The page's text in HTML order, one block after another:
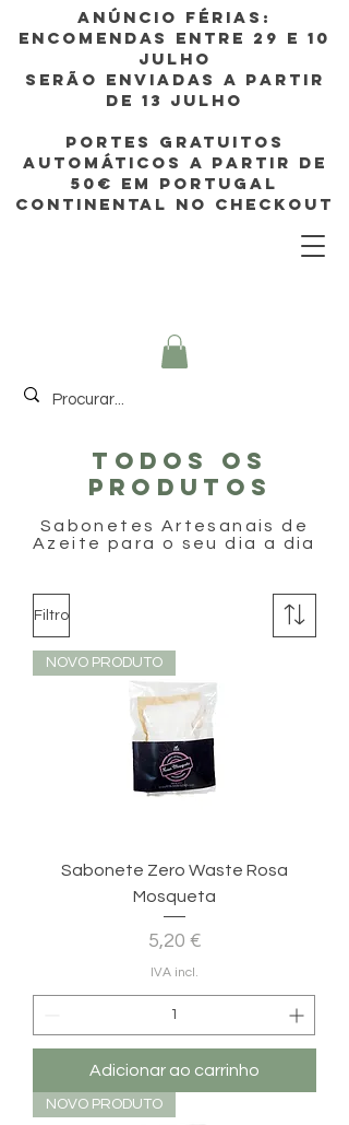
Anúncio FÉRIAS:
ENCOMENDAS ENTRE 29 e 10
JULHO
SERÃO enviadas A PARTIR
DE 13 JULHO
PORTES GRATUITOS
AUTOMÁTICOS A PARTIR de
50€ EM Portugal
continental no CHECKOUT
TODOS OS
PRODUTOS
Sabonetes Artesanais de
Azeite para o seu dia a dia
Filtro
NOVO PRODUTO
Sabonete Zero Waste Rosa
Mosqueta
Preço
5,20 €
IVA incl.
Adicionar ao carrinho
NOVO PRODUTO